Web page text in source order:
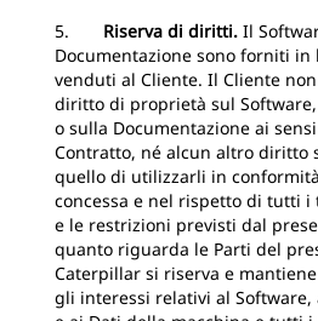
5. Riserva di diritti. Il
Documentazione sono forniti in
venduti al Cliente. Il Cliente
diritto di proprietà sul
o sulla Documentazione ai
Contratto, né alcun altro diritto
quello di utilizzarli in
concessa e nel rispetto di tutti
e le restrizioni previsti dal
quanto riguarda le Parti del
Caterpillar si riserva e
gli interessi relativi al Software,